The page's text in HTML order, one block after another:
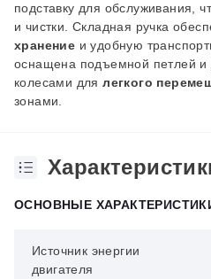
подставку для обслуживания,
и чистки. Складная ручка
хранение и удобную
оснащена подъемной петлей и
колесами для легкого
зонами.
ОСНОВНЫЕ
Источник энергии
двигателя